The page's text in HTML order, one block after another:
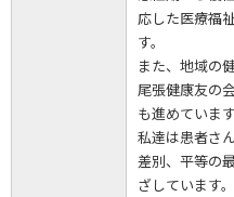
応した医療福
す。
また、地域の
尾張健康友の
も進めています
私達は患者さ
差別、平等の
ざしています